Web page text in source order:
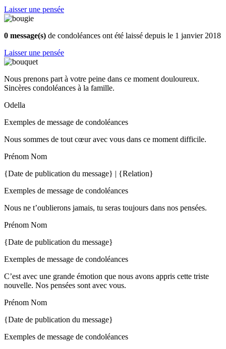
Laisser une pensée
0 message(s) de condoléances ont été laissé depuis le 1 janvier 2018
Laisser une pensée
Nous prenons part à votre peine dans ce moment douloureux.
Sincères condoléances à la famille.
Odella
Exemples de message de condoléances
Nous sommes de tout cœur avec vous dans ce moment difficile.
Prénom Nom
{Date de publication du message} | {Relation}
Exemples de message de condoléances
Nous ne t’oublierons jamais, tu seras toujours dans nos pensées.
Prénom Nom
{Date de publication du message}
Exemples de message de condoléances
C’est avec une grande émotion que nous avons appris cette triste
nouvelle. Nos pensées sont avec vous.
Prénom Nom
{Date de publication du message}
Exemples de message de condoléances